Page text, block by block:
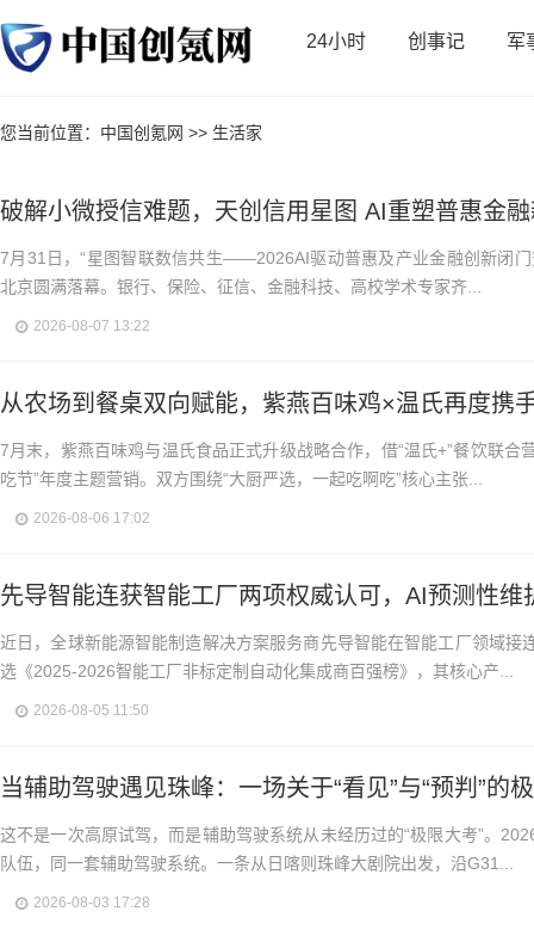
24小时 创事记 军
您当前位置： 中国创氪网 >> 生活家
破解小微授信难题，天创信用星图 AI重塑普惠金
7月31日，“星图智联数信共生——2026AI驱动普惠及产业金融创新闭
北京圆满落幕。银行、保险、征信、金融科技、高校学术专家齐...
2026-08-07 13:22
从农场到餐桌双向赋能，紫燕百味鸡×温氏再度携
7月末，紫燕百味鸡与温氏食品正式升级战略合作，借“温氏+”餐饮联合
吃节”年度主题营销。双方围绕“大厨严选，一起吃啊吃”核心主张...
2026-08-06 17:02
先导智能连获智能工厂两项权威认可，AI预测性维
近日，全球新能源智能制造解决方案服务商先导智能在智能工厂领域接
选《2025-2026智能工厂非标定制自动化集成商百强榜》，其核心产...
2026-08-05 11:50
当辅助驾驶遇见珠峰：一场关于“看见”与“预判”的
这不是一次高原试驾，而是辅助驾驶系统从未经历过的“极限大考”。
队伍，同一套辅助驾驶系统。一条从日喀则珠峰大剧院出发，沿G31...
2026-08-03 17:28